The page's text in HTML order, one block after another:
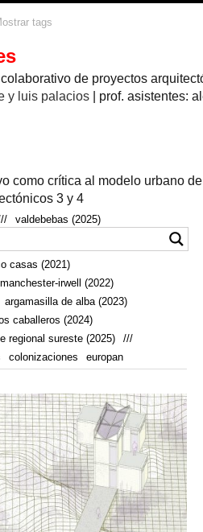
agricultura circular
biotecnología bloque lineal
caminos camping campo
cañada
cultivo cultivos deporte
don
los caballeros
social espacio verde
fauna
fiesta flexibilidad fotomontaje
geologia
geometrización curvas de
hábitat habitat hotel
instalaciones invernadero
lineal longitudinal
marihuana mayfield
modulo
nómada nucleos olivos paisaje
paragüas parking pasarelas
presa private producción
los ecosistemas
pueblo de
recorrido regadío
regeneración
ruinas sistema social
sociedad
tecnología tejido
telas
tags
de proyectos
y luis palacios | prof. asistentes:
como crítica al modelo urbano
3 y 4
valdebebas (2025)
casas (2021)
manchester-irwell (2022)
argamasilla de alba (2023)
caballeros (2024)
regional sureste (2025)
///
colonizaciones europan